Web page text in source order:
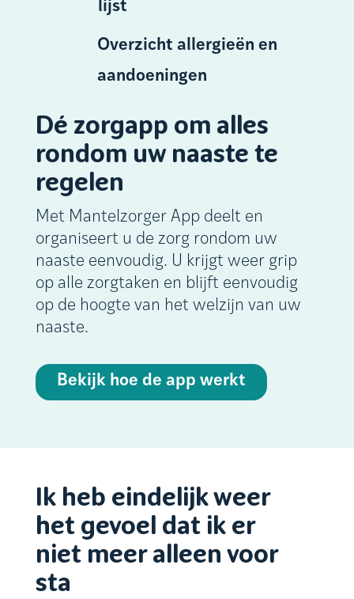
lijst
Overzicht allergieën en
aandoeningen
Dé zorgapp om alles
rondom uw naaste te
regelen
Met Mantelzorger App deelt en
organiseert u de zorg rondom uw
naaste eenvoudig. U krijgt weer grip
op alle zorgtaken en blijft eenvoudig
op de hoogte van het welzijn van uw
naaste.
Bekijk hoe de app werkt
Ik heb eindelijk weer
het gevoel dat ik er
niet meer alleen voor
sta